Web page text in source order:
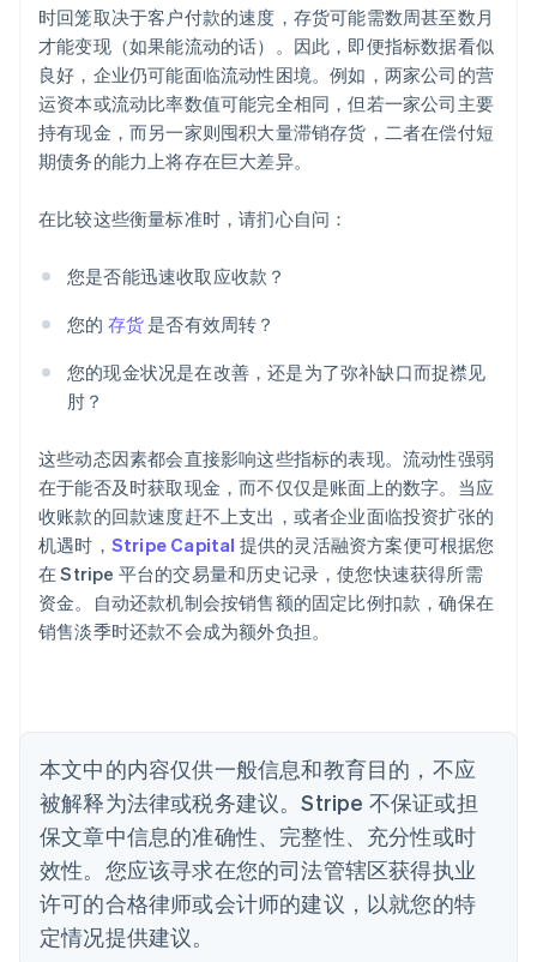
时回笼取决于客户付款的速度，存货可能需数周甚至数月
才能变现（如果能流动的话）。因此，即便指标数据看似
良好，企业仍可能面临流动性困境。例如，两家公司的营
运资本或流动比率数值可能完全相同，但若一家公司主要
持有现金，而另一家则囤积大量滞销存货，二者在偿付短
期债务的能力上将存在巨大差异。
在比较这些衡量标准时，请扪心自问：
您是否能迅速收取应收款？
您的 存货 是否有效周转？
您的现金状况是在改善，还是为了弥补缺口而捉襟见
肘？
这些动态因素都会直接影响这些指标的表现。流动性强弱
在于能否及时获取现金，而不仅仅是账面上的数字。当应
收账款的回款速度赶不上支出，或者企业面临投资扩张的
机遇时， Stripe Capital 提供的灵活融资方案便可根据您
在 Stripe 平台的交易量和历史记录，使您快速获得所需
资金。自动还款机制会按销售额的固定比例扣款，确保在
销售淡季时还款不会成为额外负担。
本文中的内容仅供一般信息和教育目的，不应
被解释为法律或税务建议。Stripe 不保证或担
保文章中信息的准确性、完整性、充分性或时
效性。您应该寻求在您的司法管辖区获得执业
许可的合格律师或会计师的建议，以就您的特
定情况提供建议。
阿联酋
English
English
爱沙尼亚
English
奥地利
DeutschEnglish
澳大利亚
English
巴西
比利时
波兰
English
丹麦
English
德国
Deutsch English
法国
FrançaisEnglish